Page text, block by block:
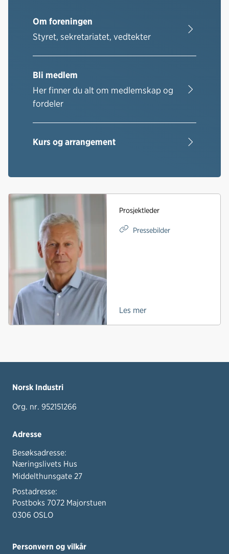
Om foreningen
Styret, sekretariatet, vedtekter
Bli medlem
Her finner du alt om medlemskap og
fordeler
Kurs og arrangement
Prosjektleder
Pressebilder
Les mer
Norsk Industri
Org. nr. 952151266
Adresse
Besøksadresse:
Næringslivets Hus
Middelthunsgate 27
Postadresse:
Postboks 7072 Majorstuen
0306 OSLO
Personvern og vilkår